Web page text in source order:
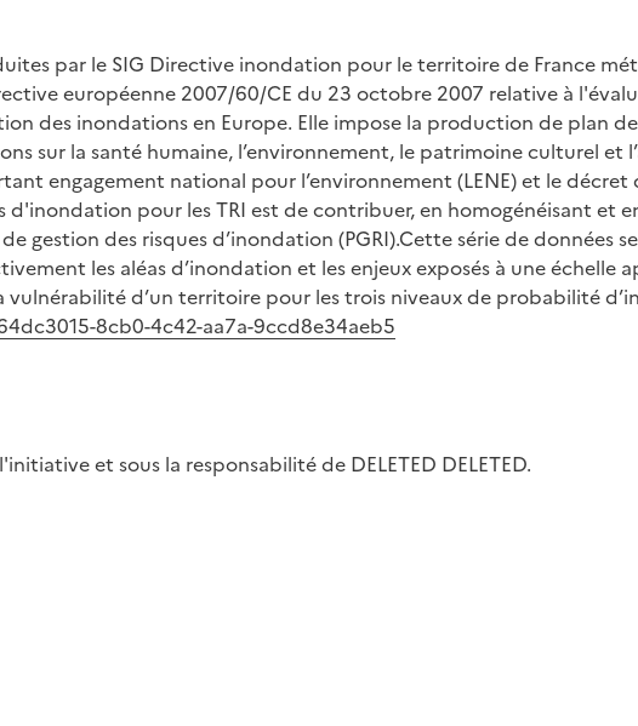
par le SIG Directive inondation pour le territoire de France
européenne 2007/60/CE du 23 octobre 2007 relative à
des inondations en Europe. Elle impose la production de plan
sur la santé humaine, l’environnement, le patrimoine culturel
engagement national pour l’environnement (LENE) et le
d'inondation pour les TRI est de contribuer, en homogénéisant et
gestion des risques d’inondation (PGRI).Cette série de
les aléas d’inondation et les enjeux exposés à une
d’un territoire pour les trois niveaux de probabilité
8cb0-4c42-aa7a-9ccd8e34aeb5
et sous la responsabilité de DELETED DELETED.